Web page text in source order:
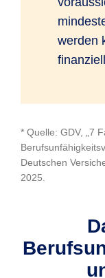
werden
* Quelle: GDV, „7
Deutschen
2025.